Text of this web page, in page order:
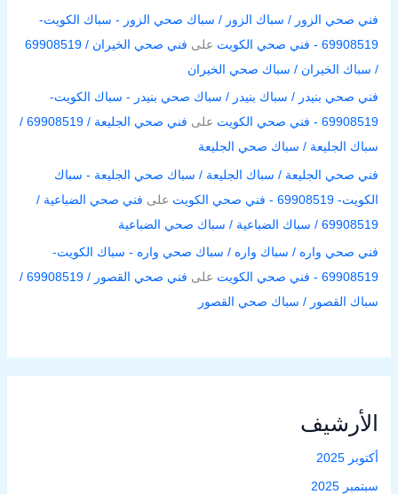
فني صحي الزور / سباك الزور / سباك صحي الزور - سباك الكويت-
69908519 - فني صحي الكويت
على
فني صحي الخيران / 69908519
/ سباك الخيران / سباك صحي الخيران
فني صحي بنيدر / سباك بنيدر / سباك صحي بنيدر - سباك الكويت-
69908519 - فني صحي الكويت
على
فني صحي الجليعة / 69908519 /
سباك الجليعة / سباك صحي الجليعة
فني صحي الجليعة / سباك الجليعة / سباك صحي الجليعة - سباك
الكويت- 69908519 - فني صحي الكويت
على فني صحي الضباعية /
69908519 / سباك الضباعية / سباك صحي الضباعية
فني صحي واره / سباك واره / سباك صحي واره - سباك الكويت-
69908519 - فني صحي الكويت
على
فني صحي القصور / 69908519 /
سباك القصور / سباك صحي القصور
الأرشيف
أكتوبر 2025
سبتمبر 2025